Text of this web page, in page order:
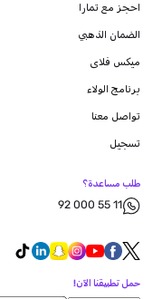
احجز مع تمارا
الضمان الذهبي
ميكس فلاى
برنامج الولاء
تواصل معنا
تسجيل
طلب مساعدة؟
92 000 55 11
حمل تطبيقنا الآن!